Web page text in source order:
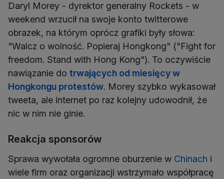
Daryl Morey - dyrektor generalny Rockets - w
weekend wrzucił na swoje konto twitterowe
obrazek, na którym oprócz grafiki były słowa:
"Walcz o wolność. Popieraj Hongkong" ("Fight for
freedom. Stand with Hong Kong"). To oczywiście
nawiązanie do trwających od miesięcy w
Hongkongu protestów. Morey szybko wykasował
tweeta, ale internet po raz kolejny udowodnił, że
nic w nim nie ginie.
Reakcja sponsorów
Sprawa wywołała ogromne oburzenie w Chinach i
wiele firm oraz organizacji wstrzymało współpracę